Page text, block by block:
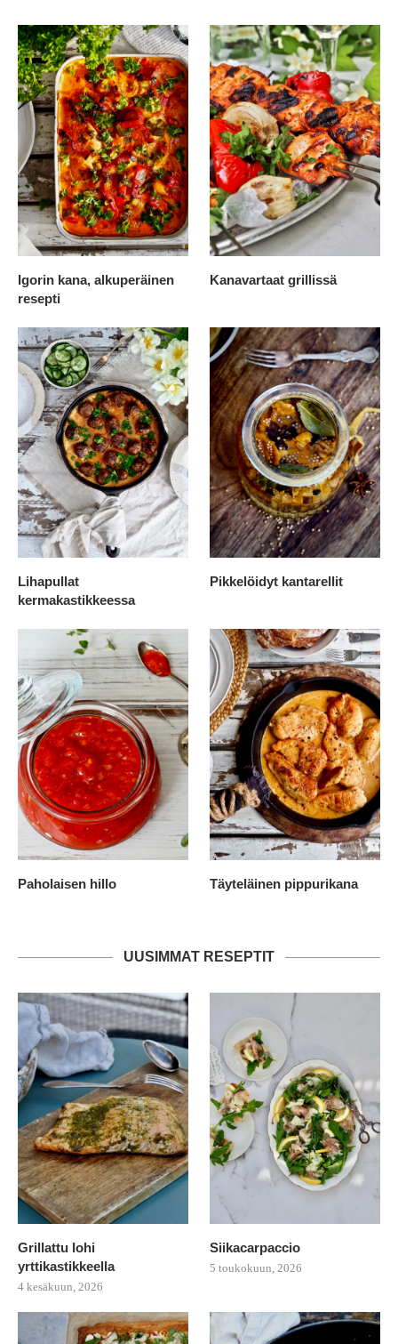
Igorin kana, alkuperäinen
resepti
Kanavartaat grillissä
Lihapullat
kermakastikkeessa
Pikkelöidyt kantarellit
Paholaisen hillo Täyteläinen pippurikana
UUSIMMAT RESEPTIT
Grillattu lohi
yrttikastikkeella
4 kesäkuun, 2026
Siikacarpaccio
5 toukokuun, 2026